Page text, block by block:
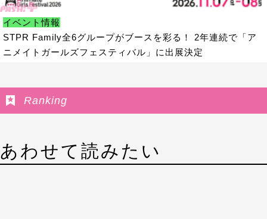
イベント情報
STPR Family全6グループがブースを彩る！ 2年連続で「ア
ニメイトガールズフェスティバル」に出展決定
Ranking
あわせて読みたい